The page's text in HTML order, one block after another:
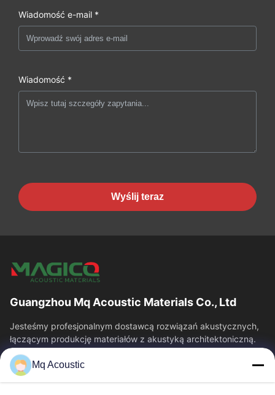
Wiadomość e-mail *
Wiadomość *
Wyślij teraz
Guangzhou Mq Acoustic Materials Co., Ltd
Jesteśmy profesjonalnym dostawcą rozwiązań akustycznych,
łączącym produkcję materiałów z akustyką architektoniczną.
Specjalizujemy się w panelach...
Szybkie Linki
Mq Acoustic